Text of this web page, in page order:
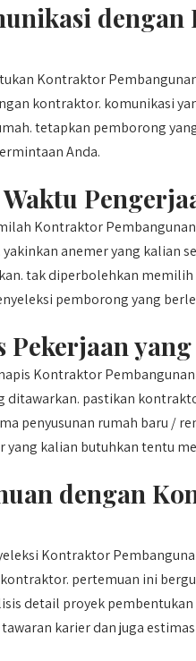
Kontraktor
kontraktor. komunikasi
tetapkan pemborong
Anda.
Kontraktor
anemer yang kalian
tak diperbolehkan
pemborong yang
Pekerjaan
Kontraktor
ditawarkan. pastikan
penyusunan rumah baru /
yang kalian butuhkan tentu
dengan
Kontraktor
pertemuan ini
detail proyek
karier dan juga